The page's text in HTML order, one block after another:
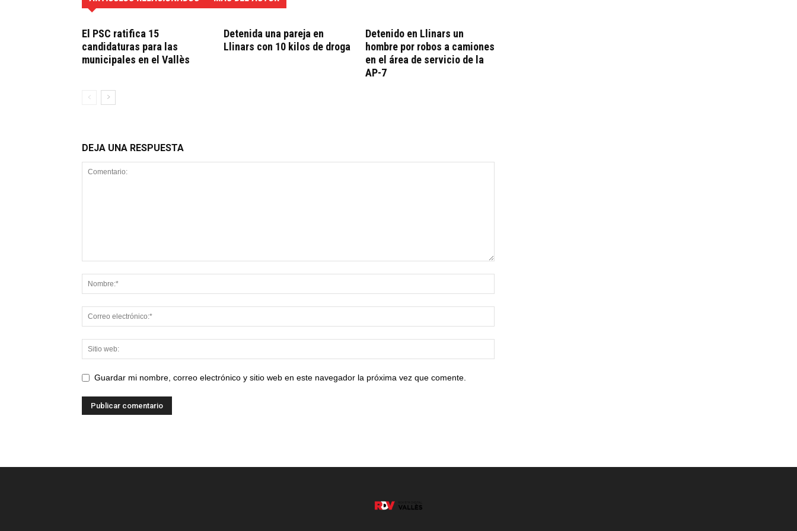
El PSC ratifica 15
candidaturas para las
municipales en el Vallès
Detenida una pareja en
Llinars con 10 kilos de droga
Detenido en Llinars un
hombre por robos a camiones
en el área de servicio de la
AP-7
DEJA UNA RESPUESTA
Guardar mi nombre, correo electrónico y sitio web en este navegador la próxima vez que comente.